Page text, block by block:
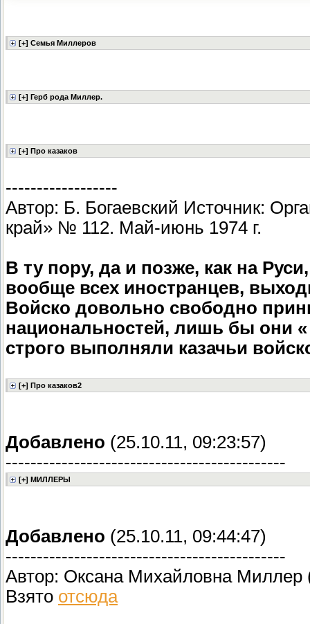
------------------
Автор: Б. Богаевский Источник:
край» № 112. Май-июнь 1974 г.
В ту пору, да и позже, как на
вообще всех иностранцев,
Войско довольно свободно
национальностей, лишь бы они
строго выполняли казачьи
Добавлено (25.10.11, 09:23:57)
---------------------------------------------
Добавлено (25.10.11, 09:44:47)
---------------------------------------------
Автор: Оксана Михайловна Миллер
Взято отсюда